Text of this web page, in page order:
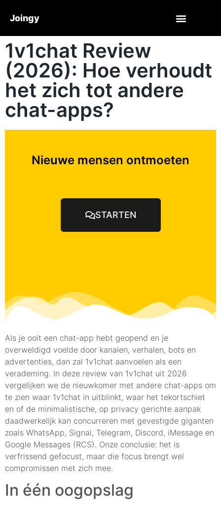
Joingy
1v1chat Review
(2026): Hoe verhoudt
het zich tot andere
chat-apps?
Nieuwe mensen ontmoeten
STARTEN
Als je ooit een chat-app hebt geopend en je
overweldigd voelde door kanalen, verhalen, bots en
advertenties, dan zal 1v1chat aanvoelen als een
verademing. In deze review van 1v1chat uit 2026
vergelijken we de nieuwkomer met andere chat-apps om
te zien waar 1v1chat in uitblinkt, waar het tekortschiet
en of de minimalistische, op privacy gerichte aanpak
daadwerkelijk kan concurreren met gevestigde giganten
zoals WhatsApp, Signal, Telegram, Discord, iMessage en
Google Messages (RCS). Onze conclusie: het is
verfrissend gefocust, maar die focus brengt wel
compromissen met zich mee.
In één oogopslag